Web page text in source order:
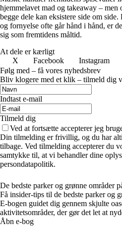
hjemmelavet mad og takeaway – men
begge dele kan eksistere side om
og fornyelse ofte går hånd i hånd, er
sig som fremtidens måltid.
At dele er kærligt
X
Facebook Instagram
Følg med – få vores nyhedsbrev
Bliv klogere med et klik – tilmeld dig
Indtast e-mail
Tilmeld dig
Ved at fortsætte accepterer jeg
Din tilmelding er frivillig, og du har
tilbage. Ved tilmelding accepterer du
samtykke til, at vi behandler dine
persondatapolitik.
De bedste parker og grønne områder
Få insider-tips til de bedste parker og
E-bogen guidet dig gennem skjulte
aktivitetsområder, der gør det let at
Åbn e-bog